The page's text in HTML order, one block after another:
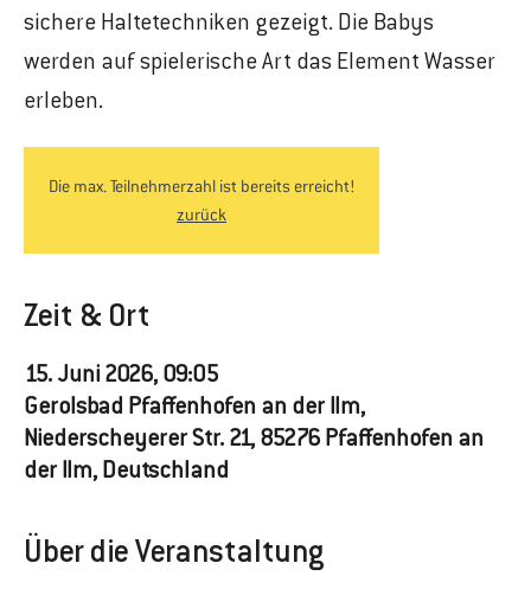
sichere Haltetechniken gezeigt. Die Babys
werden auf spielerische Art das Element Wasser
erleben.
Die max. Teilnehmerzahl ist bereits erreicht!
zurück
Zeit & Ort
15. Juni 2026, 09:05
Gerolsbad Pfaffenhofen an der Ilm,
Niederscheyerer Str. 21, 85276 Pfaffenhofen an
der Ilm, Deutschland
Über die Veranstaltung